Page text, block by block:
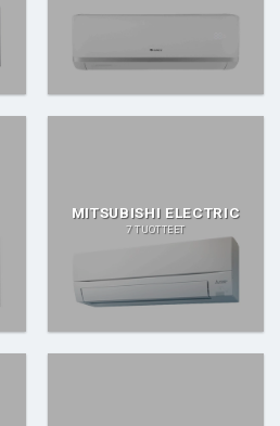
MITSUBISHI ELECTRIC
7 TUOTTEET